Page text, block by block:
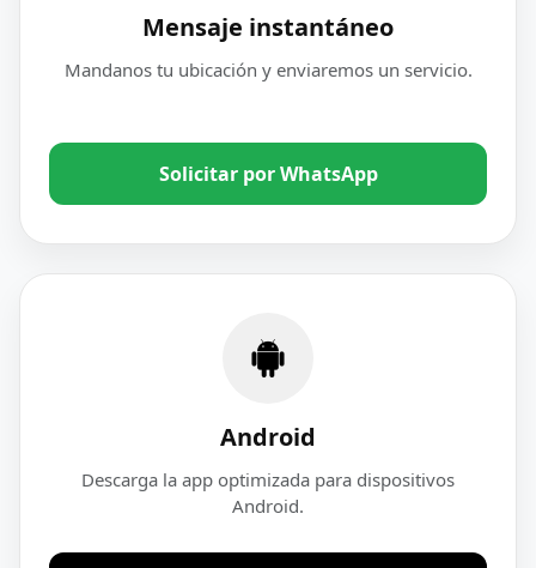
Mensaje instantáneo
Mandanos tu ubicación y enviaremos un servicio.
Solicitar por WhatsApp
Android
Descarga la app optimizada para dispositivos
Android.